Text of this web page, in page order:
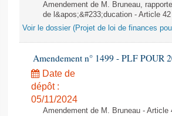
Amendement de M. Bruneau,
de l&apos;&#233;ducation - Article
Voir le dossier (Projet de loi de finances
Amendement n° 1499 - PLF POUR
Date de
dépôt :
05/11/2024
Amendement de M. Bruneau - Article